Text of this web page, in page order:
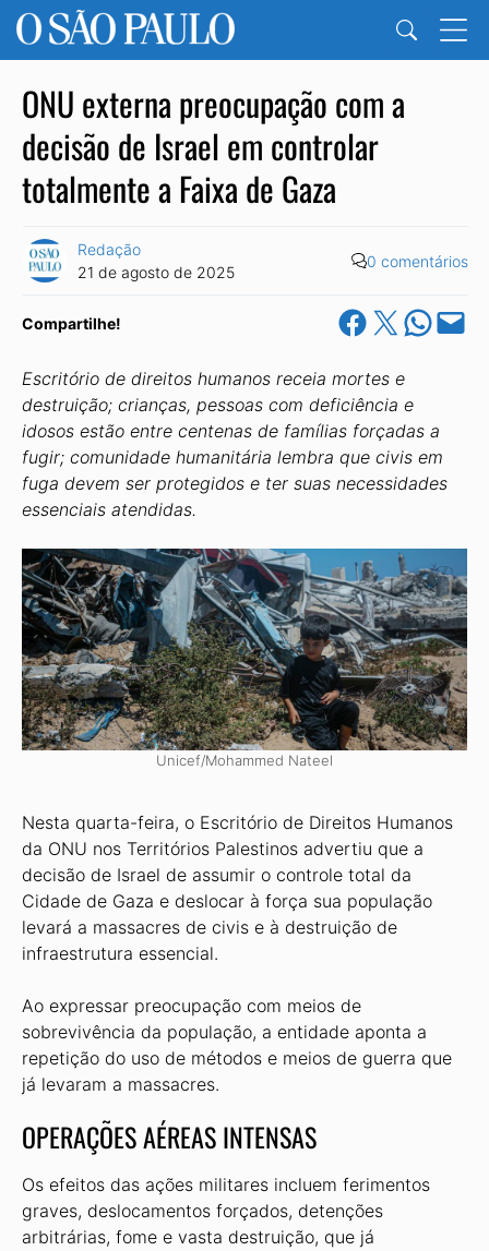
ONU externa preocupação com a
decisão de Israel em controlar
totalmente a Faixa de Gaza
Redação
21 de agosto de 2025
0 comentários
Compartilhe! Share on Facebook
Share on X Share on
Email this
Escritório de direitos humanos receia mortes e
destruição; crianças, pessoas com deficiência e
idosos estão entre centenas de famílias forçadas a
fugir; comunidade humanitária lembra que civis em
fuga devem ser protegidos e ter suas necessidades
essenciais atendidas.
Unicef/Mohammed Nateel
Nesta quarta-feira, o Escritório de Direitos Humanos
da ONU nos Territórios Palestinos advertiu que a
decisão de Israel de assumir o controle total da
Cidade de Gaza e deslocar à força sua população
levará a massacres de civis e à destruição de
infraestrutura essencial.
Ao expressar preocupação com meios de
sobrevivência da população, a entidade aponta a
repetição do uso de métodos e meios de guerra que
já levaram a massacres.
OPERAÇÕES AÉREAS INTENSAS
Os efeitos das ações militares incluem ferimentos
graves, deslocamentos forçados, detenções
arbitrárias, fome e vasta destruição, que já